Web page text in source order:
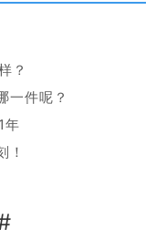
？
一件呢？
年
！